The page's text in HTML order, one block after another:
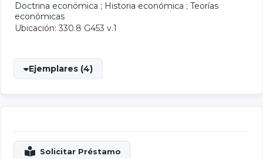
Doctrina económica ; Historia económica ; Teorías
económicas
Ubicación: 330.8 G453 v.1
Ejemplares (4)